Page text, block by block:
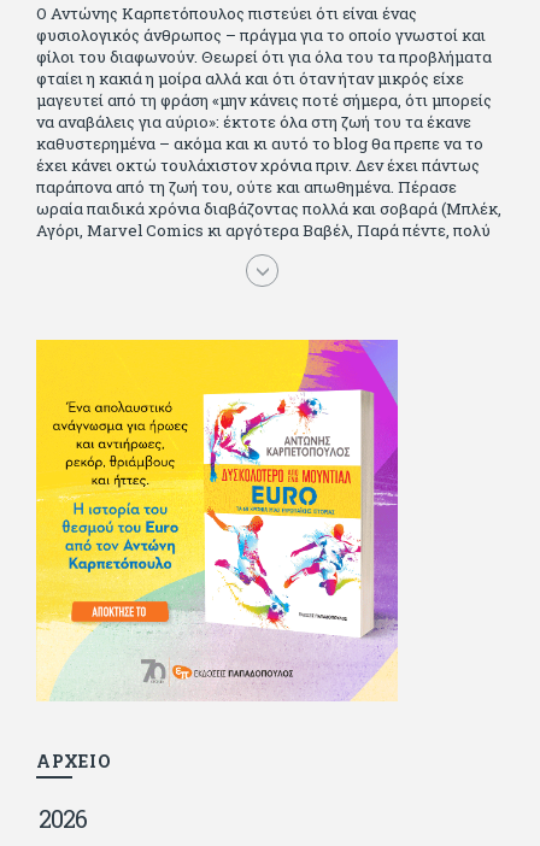
Ο Αντώνης Καρπετόπουλος πιστεύει ότι είναι ένας
φυσιολογικός άνθρωπος – πράγμα για το οποίο γνωστοί και
φίλοι του διαφωνούν. Θεωρεί ότι για όλα του τα προβλήματα
φταίει η κακιά η μοίρα αλλά και ότι όταν ήταν μικρός είχε
μαγευτεί από τη φράση «μην κάνεις ποτέ σήμερα, ότι μπορείς
να αναβάλεις για αύριο»: έκτοτε όλα στη ζωή του τα έκανε
καθυστερημένα – ακόμα και κι αυτό το blog θα πρεπε να το
έχει κάνει οκτώ τουλάχιστον χρόνια πριν. Δεν έχει πάντως
παράπονα από τη ζωή του, ούτε και απωθημένα. Πέρασε
ωραία παιδικά χρόνια διαβάζοντας πολλά και σοβαρά (Μπλέκ,
Αγόρι, Μarvel Comics κι αργότερα Βαβέλ, Παρά πέντε, πολύ
Αλέξανδρο Δουμά και αρκετό Ιούλιο Βέρν πριν τον κερδίσουν
τα αστυνομικά), απέκτησε τους σωστούς φίλους κυρίως γιατί
ταινίες κι έγραφε και στο περιοδικό Σινεμά, είχε κάποιες
αισθηματικές περιπέτειες που σκόρπισαν γέλιο στους φίλους
του - αν όχι και στον ίδιο. Πήγε στρατό κανονικά στα σύνορα
και διατήρησε μια καλή σχέση με την οικογένεια του, την
οποία αισθάνεται πως διάφορες φορές έφερε σε δύσκολη
θέση. Κείμενο με την υπογραφή του πρωτοδημοσιεύτηκε στο
Φίλαθλο το 1992. Επέστρεψε οριστικά στην Ελλάδα το 1998,
δούλεψε για πολλούς (αφού δυσκολεύεται να πει όχι), και
κάποιοι, αν όχι και όλοι, τον πλήρωσαν κι έμειναν και
ευχαριστημένοι από τη συνεργασία. Σήμερα πλέον εργάζεται
στον Sport Fm (όπου έχει κλείσει εικοσαετία) και στη
Sportday. Επαίρεται ότι λίγοι έχουν δει περισσότερο
ποδόσφαιρο από τον ίδιο και θεωρεί τον εαυτό του τυχερό
γιατί είναι μέλος της γενιάς που απόλαυσε τους μεγαλύτερους
σε όλα τα σπορ. Δεν είναι παντρεμένος, αλλά θαυμάζει όσους
βρίσκουν το κουράγιο να το κάνουν. Αντίθετα από πολλούς
φίλους του δεν πληρώνει διατροφές. Ελπίζει ότι δεν έχει
παιδιά. Απειλεί ότι θα γράφει όσο υπάρχουν άνθρωποι που
ΑΡΧΕΙΟ
2026